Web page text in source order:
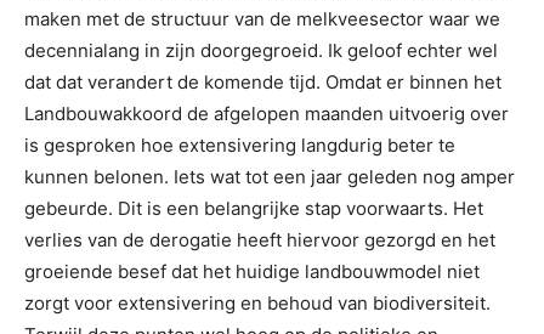
maken met de structuur van de melkveesector waar we
decennialang in zijn doorgegroeid. Ik geloof echter wel
dat dat verandert de komende tijd. Omdat er binnen het
Landbouwakkoord de afgelopen maanden uitvoerig over
is gesproken hoe extensivering langdurig beter te
kunnen belonen. Iets wat tot een jaar geleden nog amper
gebeurde. Dit is een belangrijke stap voorwaarts. Het
verlies van de derogatie heeft hiervoor gezorgd en het
groeiende besef dat het huidige landbouwmodel niet
zorgt voor extensivering en behoud van biodiversiteit.